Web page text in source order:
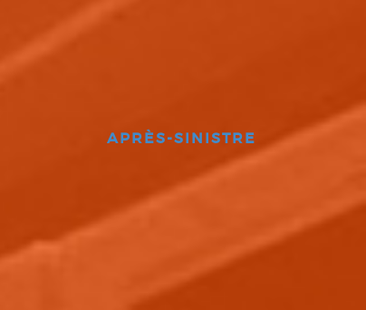
APRÈS-SINISTRE